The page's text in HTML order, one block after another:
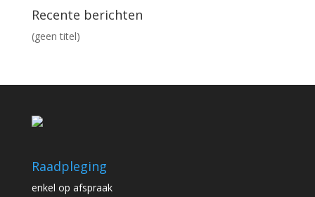
Recente berichten
(geen titel)
Raadpleging
enkel op afspraak